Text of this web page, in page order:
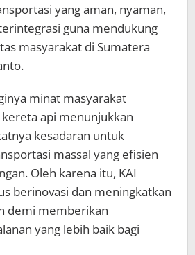
yang aman, nyaman,
guna mendukung
masyarakat di Sumatera
minat masyarakat
api menunjukkan
kesadaran untuk
massal yang efisien
Oleh karena itu, KAI
berinovasi dan meningkatkan
demi memberikan
yang lebih baik bagi